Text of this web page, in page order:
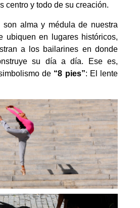
centro y todo de su creación.
son alma y médula de nuestra
ubiquen en lugares históricos,
a los bailarines en donde
su día a día. Ese es,
de “8 pies”: El lente